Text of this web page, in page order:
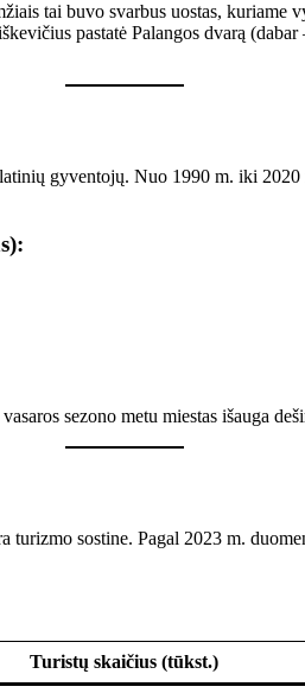
tai buvo svarbus uostas,
pastatė Palangos dvarą
gyventojų. Nuo 1990 m. iki
sezono metu miestas išauga
turizmo sostine. Pagal 2023 m.
Turistų skaičius (tūkst.)